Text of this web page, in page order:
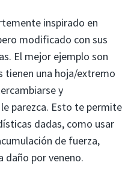
inspirado en
modificado con sus
El mejor ejemplo son
tienen una hoja/extremo
y
parezca. Esto te permite
dadas, como usar
de fuerza,
daño por veneno.